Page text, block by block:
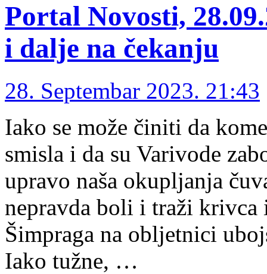
Portal Novosti,
i dalje na čekanju
28. Septembar 2023. 21:43
Iako se može činiti da
smisla i da su Varivode
upravo naša okupljanja
nepravda boli i traži krivca
Šimpraga na obljetnici
Iako tužne, …